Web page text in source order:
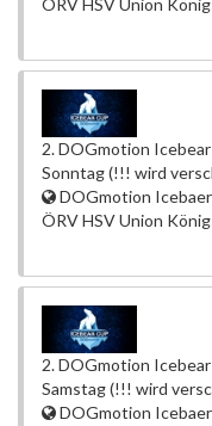
ÖRV HSV Union
2. DOGmotion
Sonntag (!!! wird
DOGmotion
ÖRV HSV Union
2. DOGmotion
Samstag (!!! wird
DOGmotion